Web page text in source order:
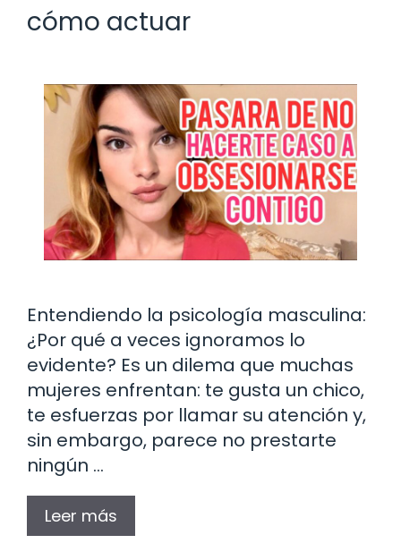
cómo actuar
Entendiendo la psicología masculina:
¿Por qué a veces ignoramos lo
evidente? Es un dilema que muchas
mujeres enfrentan: te gusta un chico,
te esfuerzas por llamar su atención y,
sin embargo, parece no prestarte
ningún …
Leer más